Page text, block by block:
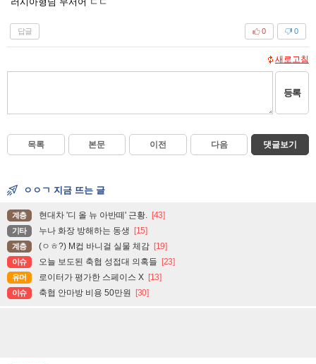
답글 0
0
새로고침
등록
목록 본문 이전 다음 댓글보기
ㅇㅇㄱ 지금 뜨는 글
계층 현대차 '디 올 뉴 아반떼' 근황. [43]
기타 누나 화장 방해하는 동생 [15]
계층 (ㅇㅎ?) M컵 바니걸 실물 체감 [19]
이슈 오늘 보도된 축협 성접대 의혹들 [23]
유머 로이터가 평가한 스페이스 X [13]
이슈 축협 안마방 비용 50만원 [30]